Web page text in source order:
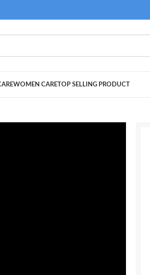
WOMEN CARETOP SELLING PRODUCT